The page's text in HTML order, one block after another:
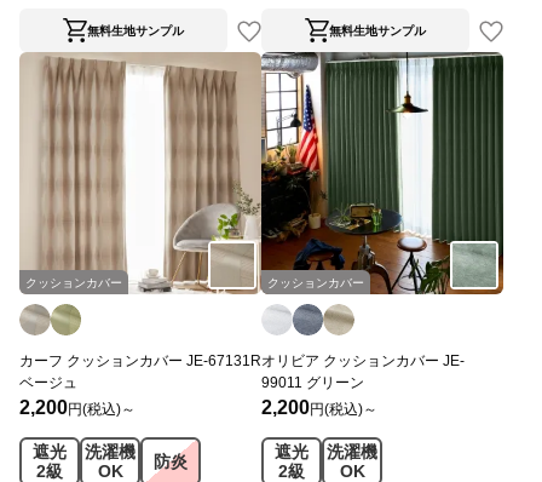
無料生地サンプル 無料生地サンプル
クッションカバー
カーフ クッションカバー JE-67131R
ベージュ
2,200円(税込)～
遮光
2級
洗濯機
OK
防炎
クッションカバー
オリビア クッションカバー JE-
99011 グリーン
2,200円(税込)～
遮光
2級
洗濯機
OK